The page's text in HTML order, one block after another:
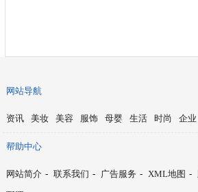
网站导航
资讯 美妆 美容 服饰 母婴 生活 时尚 企业
帮助中心
网站简介 - 联系我们 - 广告服务 - XML地图 -